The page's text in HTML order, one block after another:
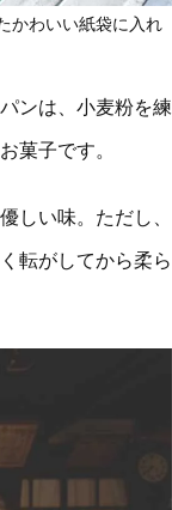
かわいい紙袋に入れ
ンは、小麦粉を練
菓子です。
しい味。ただし、
転がしてから柔ら